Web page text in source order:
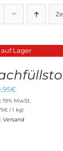
Lager
€
19% MwSt.
€ / 1 kg)
Versand